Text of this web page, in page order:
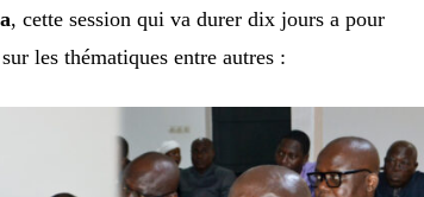
, cette session qui va durer dix jours a pour
les thématiques entre autres :